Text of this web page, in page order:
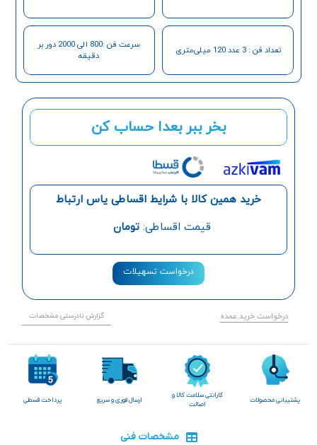
بخر ببر بعدا حساب کن
خرید همین کالا با شرایط اقساطی یاس ارتباط
قیمت اقساطی: تومان
درخواست تسهیلات
درخواست خرید عمده گزارش نادرستی مشخصات
تعداد فن : 3 عدد 120 میلی‌متری
سرعت فن :800 الی 2000 دور بر
دقیقه
پشتیبانی محصولات
گارانتی سلامت کالا و
اصالت
ارسال فوری و سریع پرداخت قسطی
مشخصات فنی